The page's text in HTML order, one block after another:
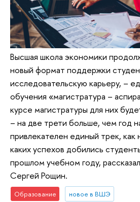
Высшая школа экономики
новый формат поддержки
исследовательскую карьеру, –
обучения «магистратура –
курсе магистратуры для них
– на две трети больше, чем год
привлекателен единый трек, как
каких успехов добились
прошлом учебном году,
Сергей Рощин.
Образование новое в ВШЭ